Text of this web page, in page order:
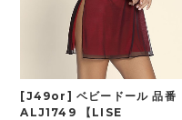
[J49or] ベビードール 品番
ALJ1749 【LISE